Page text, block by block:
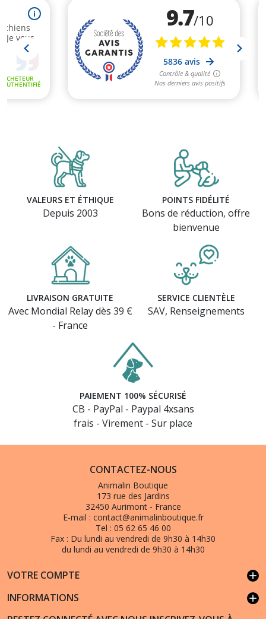
VALEURS ET ÉTHIQUE
Depuis 2003
POINTS FIDÉLITÉ
Bons de réduction, offre
bienvenue
LIVRAISON GRATUITE
Avec Mondial Relay dès 39 €
- France
SERVICE CLIENTÈLE
SAV, Renseignements
PAIEMENT 100% SÉCURISÉ
CB - PayPal - Paypal 4xsans
frais - Virement - Sur place
CONTACTEZ-NOUS
Animalin Boutique
173 rue des Jardins
32450 Aurimont - France
E-mail : contact@animalinboutique.fr
Tel : 05 62 65 46 00
Fax : Du lundi au vendredi de 9h30 à 14h30
du lundi au vendredi de 9h30 à 14h30
VOTRE COMPTE add
INFORMATIONS add